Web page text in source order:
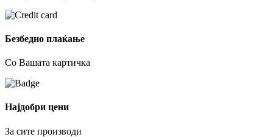
Безбедно плаќање
Со Вашата картичка
Најдобри цени
За сите производи